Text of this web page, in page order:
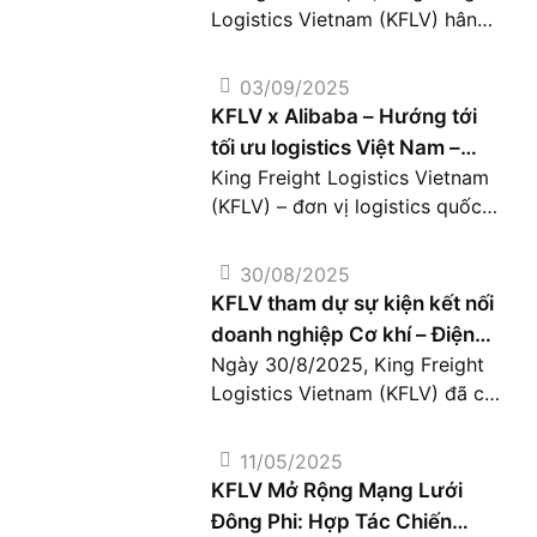
mục tiêu đảm bảo năng lực vận
Logistics Vietnam (KFLV) hân
Logistik (JLOG) – một trong
những doanh nghiệp logistics
uy tín tại Indonesia – đến thăm
và làm việc trực tiếp tại văn
phòng TP.HCM. Cuộc gặp gỡ
diễn ra trong tinh thần cởi mở,
03/09/2025
KFLV x Alibaba – Hướng tới
tối ưu logistics Việt Nam –
Trung Quốc
King Freight Logistics Vietnam
(KFLV) – đơn vị logistics quốc
hàng hóa từ Việt Nam sang
Trung Quốc, Đài Loan,… – cùng
Alibaba – nền tảng thương mại
điện tử B2B toàn cầu kết nối
hàng triệu nhà cung cấp và
người mua trên hơn 200 quốc
30/08/2025
KFLV tham dự sự kiện kết nối
doanh nghiệp Cơ khí – Điện
TPHCM
Ngày 30/8/2025, King Freight
Logistics Vietnam (KFLV) đã có
nghiệp do Hội Doanh nghiệp
Cơ khí – Điện TPHCM tổ chức,
quy tụ nhiều đơn vị hoạt động
11/05/2025
KFLV Mở Rộng Mạng Lưới
Đông Phi: Hợp Tác Chiến